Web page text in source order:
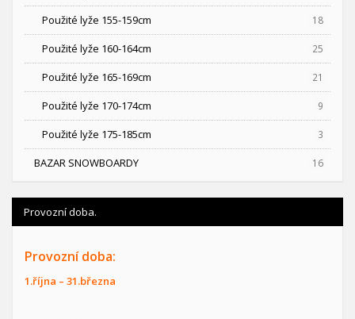
Použité lyže 155-159cm 18
Použité lyže 160-164cm 25
Použité lyže 165-169cm 21
Použité lyže 170-174cm 9
Použité lyže 175-185cm 3
BAZAR SNOWBOARDY 16
Provozní doba.
Provozní doba:
1.října – 31.března